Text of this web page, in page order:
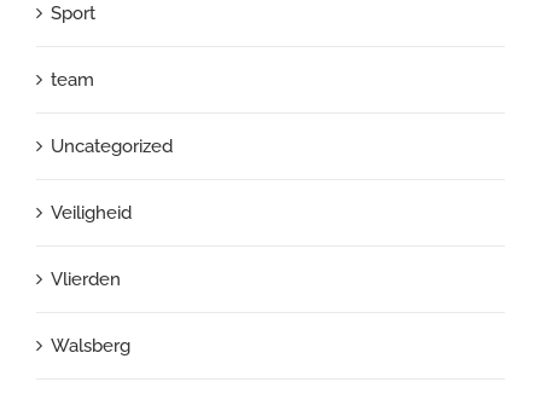
Sport
team
Uncategorized
Veiligheid
Vlierden
Walsberg